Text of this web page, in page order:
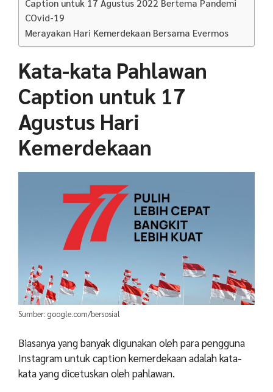
Caption untuk 17 Agustus 2022 Bertema Pandemi
COvid-19
Merayakan Hari Kemerdekaan Bersama Evermos
Kata-kata Pahlawan
Caption untuk 17
Agustus Hari
Kemerdekaan
Sumber: google.com/bersosial
Biasanya yang banyak digunakan oleh para pengguna
Instagram untuk caption kemerdekaan adalah kata-
kata yang dicetuskan oleh pahlawan.